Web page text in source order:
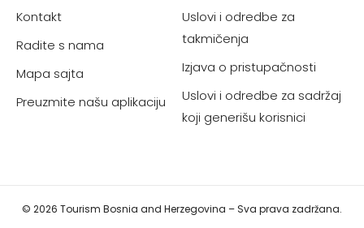
Kontakt
Radite s nama
Mapa sajta
Preuzmite našu aplikaciju
Uslovi i odredbe za
takmičenja
Izjava o pristupačnosti
Uslovi i odredbe za sadržaj
koji generišu korisnici
© 2026 Tourism Bosnia and Herzegovina – Sva prava zadržana.